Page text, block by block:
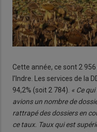
Cette année, ce sont 2
l’Indre. Les services de la
94,2% (soit 2 784). « Ce
avions un nombre de
rattrapé des dossiers en
ce taux. Taux qui est